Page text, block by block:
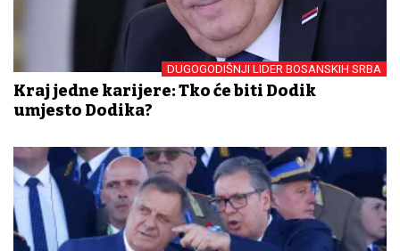
DUGOGODIŠNJI LIDER BOSANSKIH SRBA
Kraj jedne karijere: Tko će biti Dodik
umjesto Dodika?